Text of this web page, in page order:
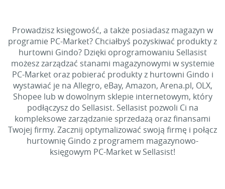
Prowadzisz księgowość, a także posiadasz magazyn w
programie PC-Market? Chciałbyś pozyskiwać produkty z
hurtowni Gindo? Dzięki oprogramowaniu Sellasist
możesz zarządzać stanami magazynowymi w systemie
PC-Market oraz pobierać produkty z hurtowni Gindo i
wystawiać je na Allegro, eBay, Amazon, Arena.pl, OLX,
Shopee lub w dowolnym sklepie internetowym, który
podłączysz do Sellasist. Sellasist pozwoli Ci na
kompleksowe zarządzanie sprzedażą oraz finansami
Twojej firmy. Zacznij optymalizować swoją firmę i połącz
hurtownię Gindo z programem magazynowo-
księgowym PC-Market w Sellasist!